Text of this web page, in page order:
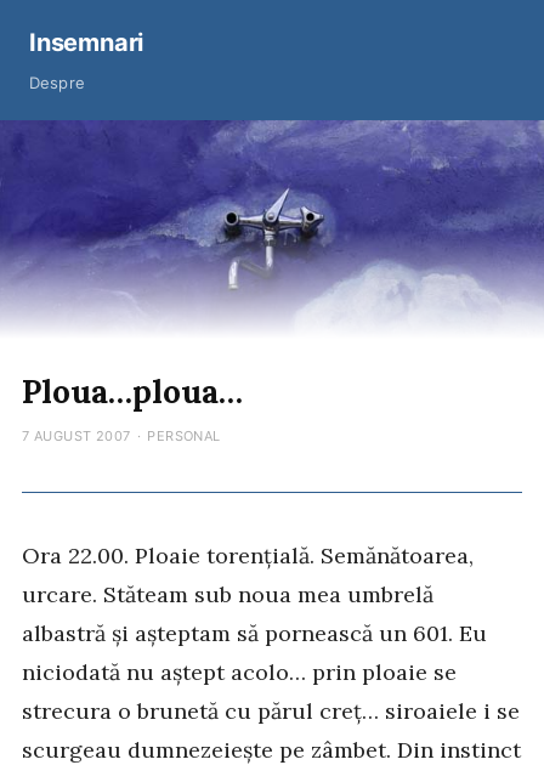
Insemnari
Despre
Ploua…ploua…
7 AUGUST 2007 · PERSONAL
Ora 22.00. Ploaie torențială. Semănătoarea,
urcare. Stăteam sub noua mea umbrelă
albastră și așteptam să pornească un 601. Eu
niciodată nu aștept acolo… prin ploaie se
strecura o brunetă cu părul creț… siroaiele i se
scurgeau dumnezeiește pe zâmbet. Din instinct